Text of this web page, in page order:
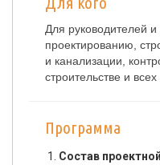
Для руководителей
проектированию,
и канализации,
строительстве и
Программа
Состав